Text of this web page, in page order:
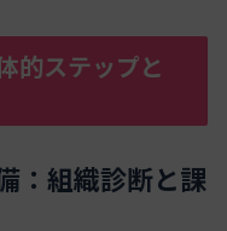
的ステップと
：組織診断と課